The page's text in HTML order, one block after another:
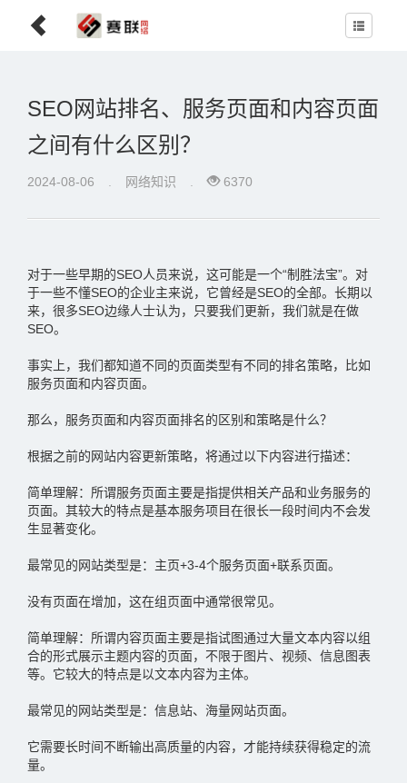
SEO网站排名、服务页面和内容页面
之间有什么区别？
2024-08-06 网络知识 6370
对于一些早期的SEO人员来说，这可能是一个“制胜法宝”。对
于一些不懂SEO的企业主来说，它曾经是SEO的全部。长期以
来，很多SEO边缘人士认为，只要我们更新，我们就是在做
SEO。
事实上，我们都知道不同的页面类型有不同的排名策略，比如
服务页面和内容页面。
那么，服务页面和内容页面排名的区别和策略是什么？
根据之前的网站内容更新策略，将通过以下内容进行描述：
简单理解：所谓服务页面主要是指提供相关产品和业务服务的
页面。其较大的特点是基本服务项目在很长一段时间内不会发
生显著变化。
最常见的网站类型是：主页+3-4个服务页面+联系页面。
没有页面在增加，这在组页面中通常很常见。
简单理解：所谓内容页面主要是指试图通过大量文本内容以组
合的形式展示主题内容的页面，不限于图片、视频、信息图表
等。它较大的特点是以文本内容为主体。
最常见的网站类型是：信息站、海量网站页面。
它需要长时间不断输出高质量的内容，才能持续获得稳定的流
量。